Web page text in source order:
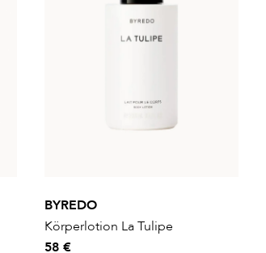
BYREDO
Körperlotion La Tulipe
58 €